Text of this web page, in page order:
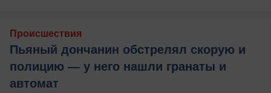
Происшествия
Пьяный дончанин обстрелял скорую и
полицию — у него нашли гранаты и
автомат